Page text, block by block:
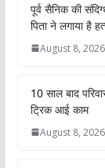
पूर्व सैनिक की
पिता ने लगाया है
August 8, 2026
10 साल बाद
ट्रिक आई काम
August 8, 2026